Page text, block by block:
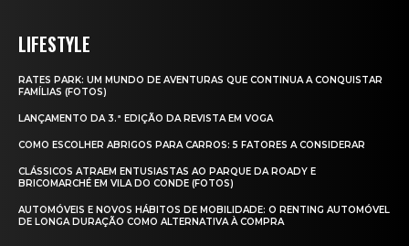
LIFESTYLE
RATES PARK: UM MUNDO DE AVENTURAS QUE CONTINUA A CONQUISTAR
FAMÍLIAS (FOTOS)
LANÇAMENTO DA 3.ª EDIÇÃO DA REVISTA EM VOGA
COMO ESCOLHER ABRIGOS PARA CARROS: 5 FATORES A CONSIDERAR
CLÁSSICOS ATRAEM ENTUSIASTAS AO PARQUE DA ROADY E
BRICOMARCHÉ EM VILA DO CONDE (FOTOS)
AUTOMÓVEIS E NOVOS HÁBITOS DE MOBILIDADE: O RENTING AUTOMÓVEL
DE LONGA DURAÇÃO COMO ALTERNATIVA À COMPRA